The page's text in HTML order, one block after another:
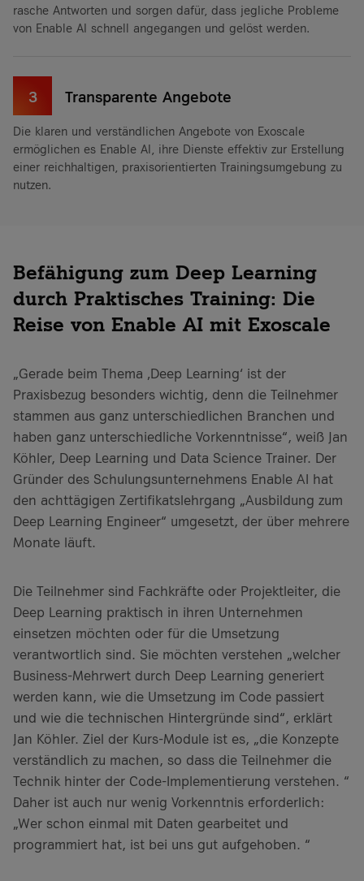
rasche Antworten und sorgen dafür, dass jegliche Probleme
von Enable AI schnell angegangen und gelöst werden.
3 Transparente Angebote
Die klaren und verständlichen Angebote von Exoscale
ermöglichen es Enable AI, ihre Dienste effektiv zur Erstellung
einer reichhaltigen, praxisorientierten Trainingsumgebung zu
nutzen.
Befähigung zum Deep Learning
durch Praktisches Training: Die
Reise von Enable AI mit Exoscale
„Gerade beim Thema ‚Deep Learning‘ ist der
Praxisbezug besonders wichtig, denn die Teilnehmer
stammen aus ganz unterschiedlichen Branchen und
haben ganz unterschiedliche Vorkenntnisse“, weiß Jan
Köhler, Deep Learning und Data Science Trainer. Der
Gründer des Schulungsunternehmens Enable AI hat
den achttägigen Zertifikatslehrgang „Ausbildung zum
Deep Learning Engineer“ umgesetzt, der über mehrere
Monate läuft.
Die Teilnehmer sind Fachkräfte oder Projektleiter, die
Deep Learning praktisch in ihren Unternehmen
einsetzen möchten oder für die Umsetzung
verantwortlich sind. Sie möchten verstehen „welcher
Business-Mehrwert durch Deep Learning generiert
werden kann, wie die Umsetzung im Code passiert
und wie die technischen Hintergründe sind“, erklärt
Jan Köhler. Ziel der Kurs-Module ist es, „die Konzepte
verständlich zu machen, so dass die Teilnehmer die
Technik hinter der Code-Implementierung verstehen. “
Daher ist auch nur wenig Vorkenntnis erforderlich:
„Wer schon einmal mit Daten gearbeitet und
programmiert hat, ist bei uns gut aufgehoben. “